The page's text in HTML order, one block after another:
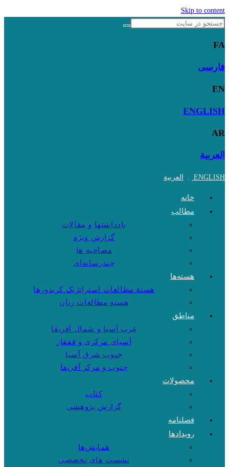
Skip to content
FA
فارسی
EN
ENGLISH
AR
العربية
ENGLISH
. العربية
خانه
مطالب
یادداشتها و مقالات
گزارش ویژه
مصاحبه ها
چندرسانه‌ای
هسته‌ها
هستهٔ مطالعات استراتژیک کریدورها
هسته مطالعات زنان
مناطق
غرب آسیا و شمال آفریقا
آسیای مرکزی و قفقاز
جنوب شرق آسیا
جنوب و مرکز آفریقا
محصولات
کتاب
گزارش پژوهشی
فصلنامه
رویدادها
همایش‌ها
نشست های تخصصی